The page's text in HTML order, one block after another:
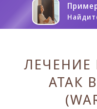
ЛЕЧЕНИЕ
АТАК